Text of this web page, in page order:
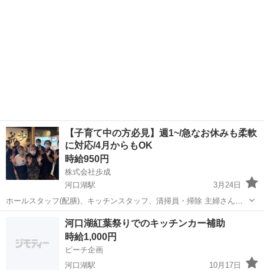
【子育て中の方必見】週1~/急なお休みも柔軟
に対応/4月からもOK
時給950円
株式会社歩成
河口湖駅
3月24日
ホールスタッフ(配膳)、キッチンスタッフ、清掃員・掃除 主婦さん、
フリーターさん、学生さんなど 年齢や性別にかかわらず非常に団結力
のあるお店です！ 非常に仲が良い部分は写真等を見ていただければ お
南都留郡 河口湖駅 キッチン
河口湖紅葉祭りでのキッチンカー補助
時給1,000円
ピーチ企画
河口湖駅
10月17日